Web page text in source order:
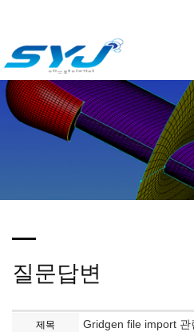
질문답변
제목 Gridgen file import 관